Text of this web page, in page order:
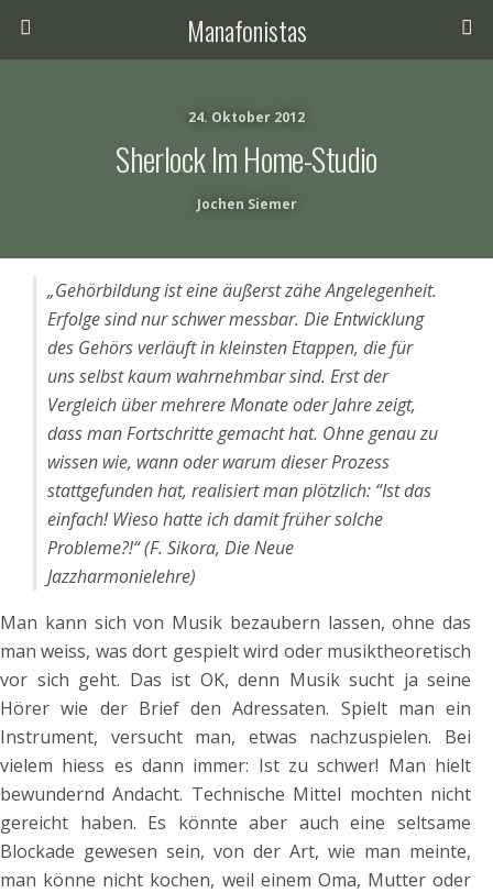
Manafonistas
24. Oktober 2012
Sherlock Im Home-Studio
Jochen Siemer
„Gehörbildung ist eine äußerst zähe Angelegenheit.
Erfolge sind nur schwer messbar. Die Entwicklung
des Gehörs verläuft in kleinsten Etappen, die für
uns selbst kaum wahrnehmbar sind. Erst der
Vergleich über mehrere Monate oder Jahre zeigt,
dass man Fortschritte gemacht hat. Ohne genau zu
wissen wie, wann oder warum dieser Prozess
stattgefunden hat, realisiert man plötzlich: “Ist das
einfach! Wieso hatte ich damit früher solche
Probleme?!“ (F. Sikora, Die Neue
Jazzharmonielehre)
Man kann sich von Musik bezaubern lassen, ohne das
man weiss, was dort gespielt wird oder musiktheoretisch
vor sich geht. Das ist OK, denn Musik sucht ja seine
Hörer wie der Brief den Adressaten. Spielt man ein
Instrument, versucht man, etwas nachzuspielen. Bei
vielem hiess es dann immer: Ist zu schwer! Man hielt
bewundernd Andacht. Technische Mittel mochten nicht
gereicht haben. Es könnte aber auch eine seltsame
Blockade gewesen sein, von der Art, wie man meinte,
man könne nicht kochen, weil einem Oma, Mutter oder